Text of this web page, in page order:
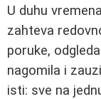
U duhu
zahteva
poruke,
nagomila i
isti: sve na